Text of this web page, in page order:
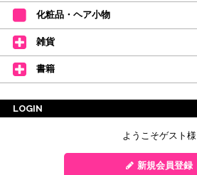
化粧品・ヘア小物
雑貨
書籍
LOGIN
ようこそゲスト様
新規会員登録